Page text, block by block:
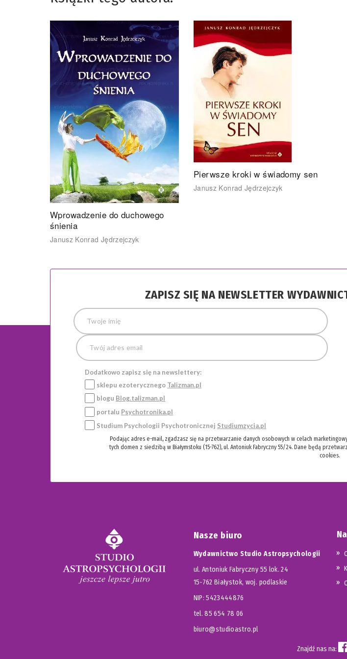
Wprowadzenie do duchowego
śnienia
Janusz Konrad Jędrzejczyk
Pierwsze kroki w świadomy sen
Janusz Konrad Jędrzejczyk
ZAPISZ SIĘ NA NEWSLETTER
Dodatkowo zapisz się na newslettery:
sklepu ezoterycznego Talizman.pl
blogu Blog.talizman.pl
portalu Psychotronika.pl
Studium Psychologii Psychotronicznej Studiumzycia.pl
Podając adres e-mail, zgadzasz się na przetwarzanie danych osobowych w celach
tych domen z siedzibą w Białymstoku (15-762), ul. Antoniuk Fabryczny 55/24. Dane będą
cookies.
Nasze biuro
Wydawnictwo Studio Astropsychologii
ul. Antoniuk Fabryczny 55 lok. 24
15-762 Białystok, woj. podlaskie
NIP: 5423444876
tel. 85 654 78 06
biuro@studioastro.pl
Znajdź nas na: